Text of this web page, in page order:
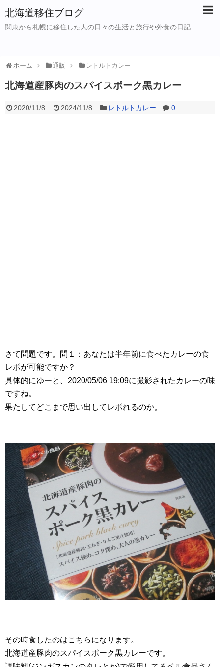
北海道移住ブログ
関東から札幌に移住した人の日々の生活と旅行や外食の日記
ホーム 通販 レトルトカレー
北海道産豚肉のスパイスポーク黒カレー
2020/11/8 2024/11/8 レトルトカレー 0
さて問題です。問１：あなたは半年前に食べたカレーの食
レポが可能ですか？
具体的にゆーと、2020/05/06 19:09に撮影されたカレーの味
ですね。
果たしてどこまで思い出してレポれるのか。
その時食したのはこちらになります。
北海道産豚肉のスパイスポーク黒カレーです。